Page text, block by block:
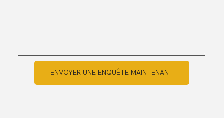
ENVOYER UNE ENQUÊTE MAINTENANT